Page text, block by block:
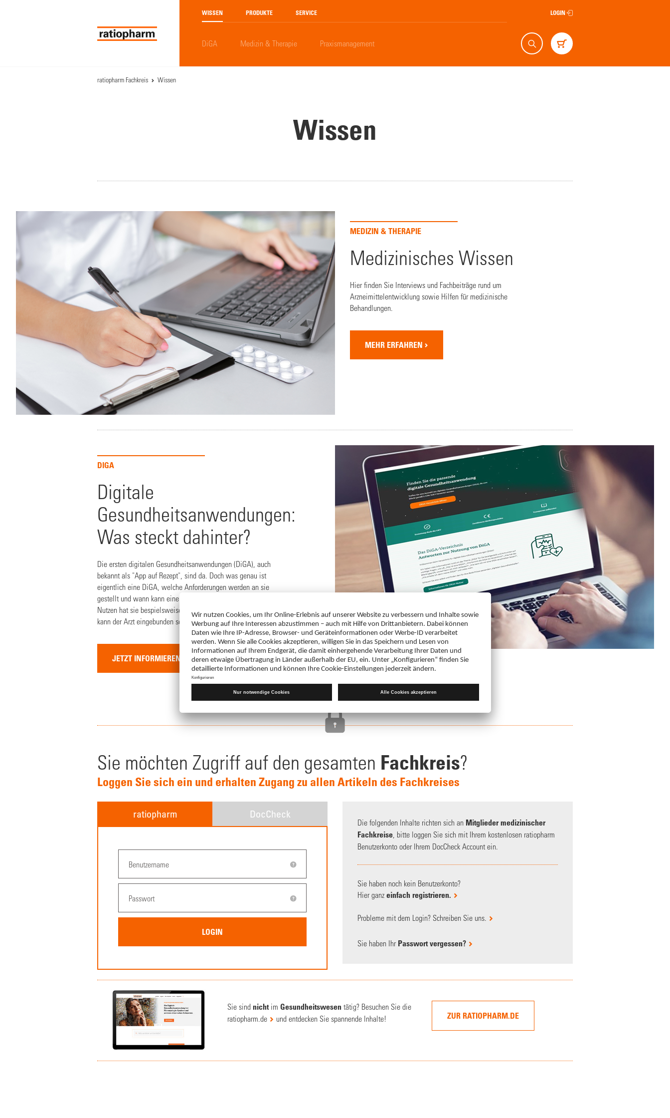
WISSEN PRODUKTE SERVICE
DiGA Medizin & Therapie Praxismanagement Suche Warenkorb
LOGIN
ratiopharm Fachkreis Wissen
Wissen
MEDIZIN & THERAPIE
Medizinisches Wissen
Hier finden Sie Interviews und Fachbeiträge rund um
Arzneimittelentwicklung sowie Hilfen für medizinische
Behandlungen.
MEHR ERFAHREN
DIGA
Digitale
Gesundheitsanwendungen:
Was steckt dahinter?
Die ersten digitalen Gesundheitsanwendungen (DiGA), auch
bekannt als "App auf Rezept", sind da. Doch was genau ist
eigentlich eine DiGA, welche Anforderungen werden an sie
gestellt und wann kann eine DiGA erstattet werden? Welchen
Nutzen hat sie bespielsweise für den Patienten und inwieweit
kann der Arzt eingebunden sein?
JETZT INFORMIEREN
Sie möchten Zugriff auf den gesamten Fachkreis?
Loggen Sie sich ein und erhalten Zugang zu allen Artikeln des Fachkreises
ratiopharm DocCheck
Die folgenden Inhalte richten sich an Mitglieder medizinischer
Fachkreise , bitte loggen Sie sich mit Ihrem kostenlosen ratiopharm
Benutzerkonto oder Ihrem DocCheck Account ein.
Sie haben noch kein Benutzerkonto?
Hier ganz einfach registrieren.
Probleme mit dem Login? Schreiben Sie uns.
Sie haben Ihr Passwort vergessen?
Sie sind nicht im Gesundheitswesen tätig? Besuchen Sie die
ratiopharm.de
und entdecken Sie spannende Inhalte! ZUR RATIOPHARM.DE